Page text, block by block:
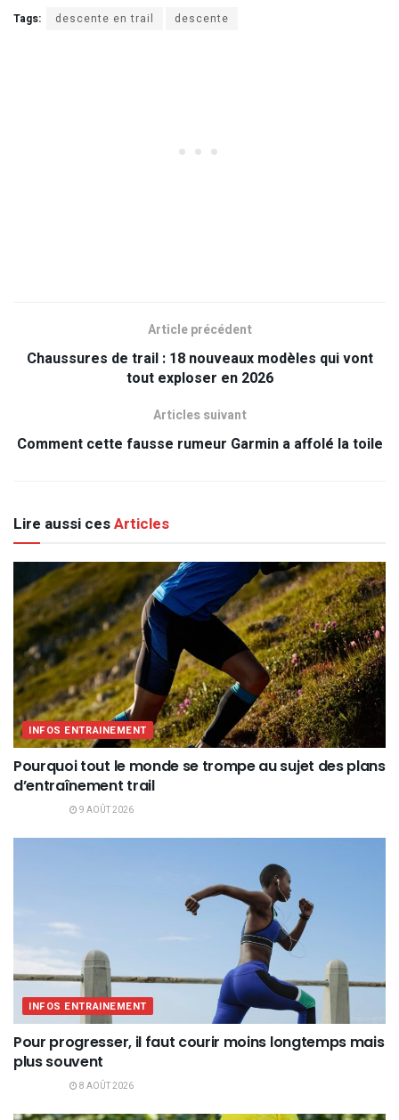
Tags: descente en trail descente
Article précédent
Chaussures de trail : 18 nouveaux modèles qui vont
tout exploser en 2026
Articles suivant
Comment cette fausse rumeur Garmin a affolé la toile
Lire aussi cesArticles
INFOS ENTRAINEMENT
Pourquoi tout le monde se trompe au sujet des plans
d’entraînement trail
9 AOÛT 2026
INFOS ENTRAINEMENT
Pour progresser, il faut courir moins longtemps mais
plus souvent
8 AOÛT 2026